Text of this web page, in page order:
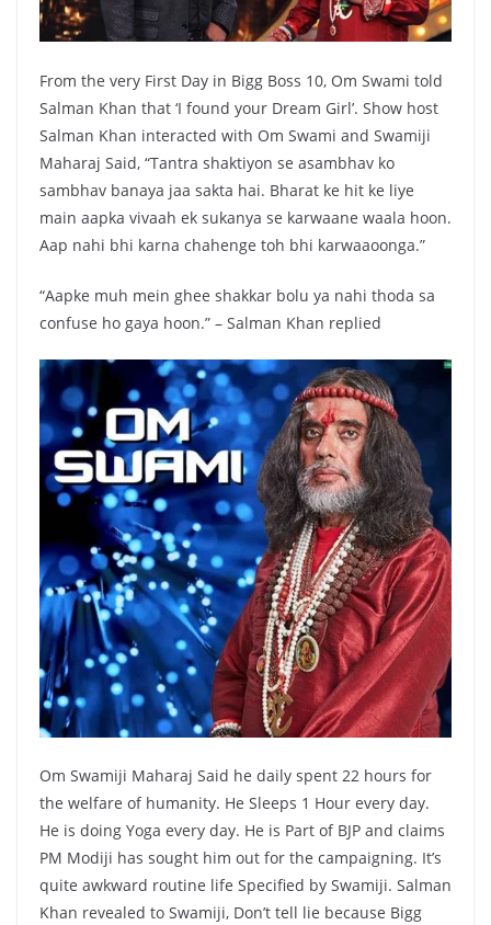
From the very First Day in Bigg Boss 10, Om Swami told
Salman Khan that ‘I found your Dream Girl’. Show host
Salman Khan interacted with Om Swami and Swamiji
Maharaj Said, “Tantra shaktiyon se asambhav ko
sambhav banaya jaa sakta hai. Bharat ke hit ke liye
main aapka vivaah ek sukanya se karwaane waala hoon.
Aap nahi bhi karna chahenge toh bhi karwaaoonga.”
“Aapke muh mein ghee shakkar bolu ya nahi thoda sa
confuse ho gaya hoon.” – Salman Khan replied
Om Swamiji Maharaj Said he daily spent 22 hours for
the welfare of humanity. He Sleeps 1 Hour every day.
He is doing Yoga every day. He is Part of BJP and claims
PM Modiji has sought him out for the campaigning. It’s
quite awkward routine life Specified by Swamiji. Salman
Khan revealed to Swamiji, Don’t tell lie because Bigg